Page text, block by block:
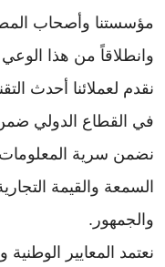
مؤسستنا وأصحاب
وانطلاقاً من هذا الوعي
نقدم لعملائنا أحدث
في القطاع الدولي
نضمن سرية المعلومات
السمعة والقيمة
والجمهور.
نعتمد المعايير